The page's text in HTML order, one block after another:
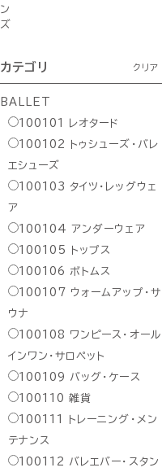
ン
ズ
カテゴリ クリア
BALLET
100101
レオタード
100102
トゥシューズ・バレ
エシューズ
100103 タイツ・レッグウェ
ア
100104 アンダーウェア
100105
トップス
100106
ボトムス
100107
ウォームアップ・サ
ウナ
100108
ワンピース・オール
インワン・サロペット
100109
バッグ・ケース
100110 雑貨
100111
トレーニング・メン
テナンス
100112
バレエバー・スタン